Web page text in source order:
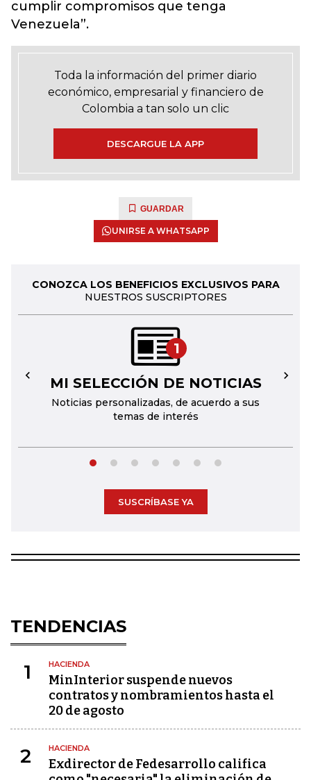
cumplir compromisos que tenga
Venezuela”.
Toda la información del primer diario
económico, empresarial y financiero de
Colombia a tan solo un clic
DESCARGUE LA APP
GUARDAR
UNIRSE A WHATSAPP
CONOZCA LOS BENEFICIOS EXCLUSIVOS PARA
NUESTROS SUSCRIPTORES
1
MI SELECCIÓN DE NOTICIAS
Noticias personalizadas, de acuerdo a sus
temas de interés
← →
SUSCRÍBASE YA
TENDENCIAS
1 HACIENDA
MinInterior suspende nuevos
contratos y nombramientos hasta el
20 de agosto
2 HACIENDA
Exdirector de Fedesarrollo califica